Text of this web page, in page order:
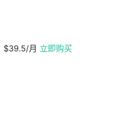
$39.5/月 立即购买